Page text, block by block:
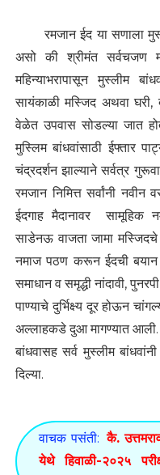
रमजान ईद या सणाला
असो की श्रीमंत सर्वचजण
महिन्याभरापासून मुस्लीम
सायंकाळी मस्जिद अथवा
वेळेत उपवास सोडल्या जात
मुस्लिम बांधवांसाठी ईफ्तार
चंद्रदर्शन झाल्याने सर्वत्र
रमजान निमित्त सर्वांनी
ईदगाह मैदानावर सामूहिक
साडेनऊ वाजता जामा मस्जिदचे
नमाज पठण करून ईदची
समाधान व समृद्धी नांदावी,
पाण्याचे दुर्भिक्ष्य दूर होऊन
अल्लाहकडे दुआ मागण्यात आली.
बांधवासह सर्व मुस्लीम
दिल्या.
वाचक पसंती: कै.
येथे हिवाळी-२०२५